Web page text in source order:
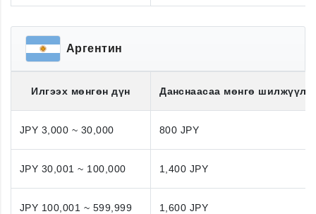
Аргентин
Илгээх мөнгөн дүн Данснаасаа мөнгө
JPY 3,000 ~ 30,000 800 JPY
JPY 30,001 ~ 100,000 1,400 JPY
JPY 100,001 ~ 599,999 1,600 JPY